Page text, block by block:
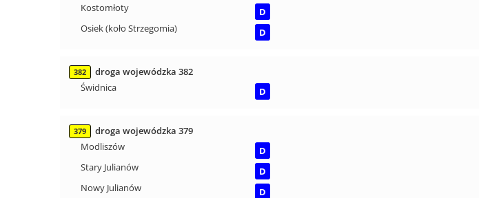
Kostomłoty
D
Osiek (koło Strzegomia)
D
382
droga wojewódzka 382
Świdnica
D
379
droga wojewódzka 379
Modliszów
D
Stary Julianów
D
Nowy Julianów
D